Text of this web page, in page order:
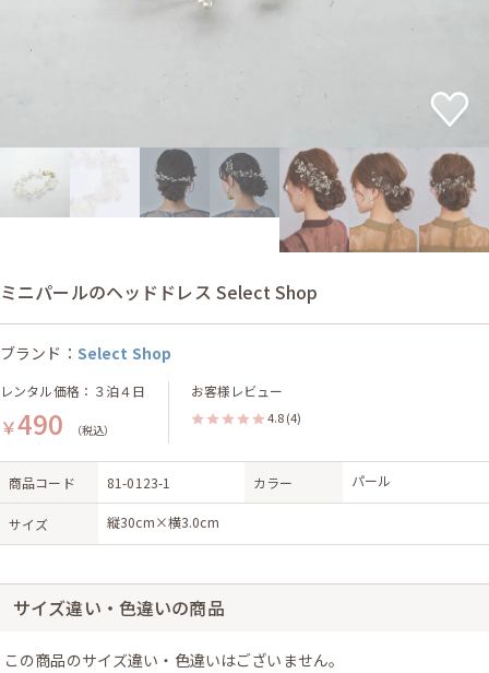
ミニパールのヘッドドレス Select Shop
ブランド： Select Shop
レンタル価格：３泊４日
￥490 （税込）
お客様レビュー
4.8 (4)
商品コード 81-0123-1 カラー パール
サイズ 縦30cm×横3.0cm
サイズ違い・色違いの商品
この商品のサイズ違い・色違いはございません。